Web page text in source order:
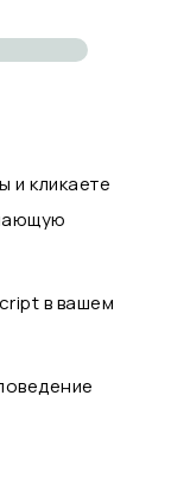
и кликаете
в вашем